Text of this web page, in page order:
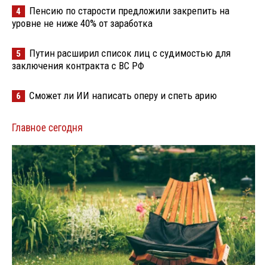
4
Пенсию по старости предложили закрепить на
уровне не ниже 40% от заработка
5
Путин расширил список лиц с судимостью для
заключения контракта с ВС РФ
6 Сможет ли ИИ написать оперу и спеть арию
Главное сегодня